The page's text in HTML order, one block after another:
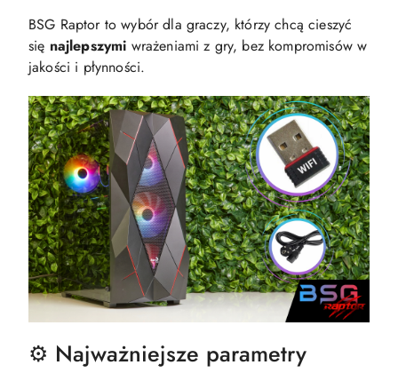
BSG Raptor to wybór dla graczy, którzy chcą cieszyć
się najlepszymi wrażeniami z gry, bez kompromisów w
jakości i płynności.
⚙️ Najważniejsze parametry